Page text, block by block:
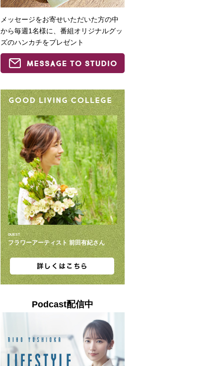
メッセージをお寄せいただいた方の中
から毎週1名様に、番組オリジナルグッ
ズのハンカチをプレゼント
GUEST
フラワーアーティスト 前田有紀さん
Podcast配信中